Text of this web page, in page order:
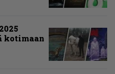
kotimaan